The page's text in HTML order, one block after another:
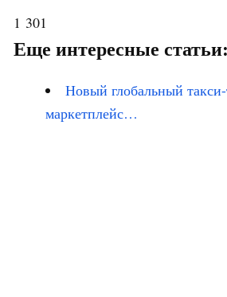
1 301
Еще интересные статьи:
Новый глобальный
маркетплейс…